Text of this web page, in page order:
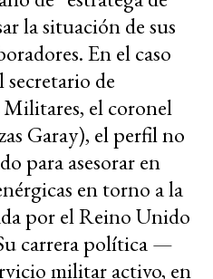
la situación de sus
En el caso
de
el coronel
Garay), el perfil no
para asesorar en
en torno a la
por el Reino Unido
carrera política —
militar activo, en